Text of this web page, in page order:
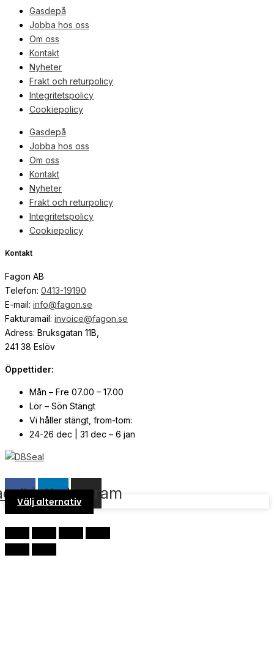
Gasdepå
Jobba hos oss
Om oss
Kontakt
Nyheter
Frakt och returpolicy
Integritetspolicy
Cookiepolicy
Gasdepå
Jobba hos oss
Om oss
Kontakt
Nyheter
Frakt och returpolicy
Integritetspolicy
Cookiepolicy
Kontakt
Fagon AB
Telefon: 0413-19190
E-mail: info@fagon.se
Fakturamail: invoice@fagon.se
Adress: Bruksgatan 11B,
241 38 Eslöv
Öppettider:
Mån – Fre 07.00 – 17.00
Lör – Sön Stängt
Vi håller stängt, from-tom:
24-26 dec | 31 dec – 6 jan
Linkedin
Instagram
Välj alternativ